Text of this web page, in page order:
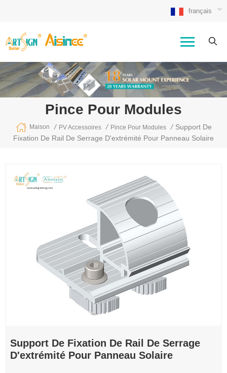
français
Pince Pour Modules
Maison / PV Accessoires / Pince Pour Modules / Support De
Fixation De Rail De Serrage D'extrémité Pour Panneau Solaire
Support De Fixation De Rail De Serrage
D'extrémité Pour Panneau Solaire